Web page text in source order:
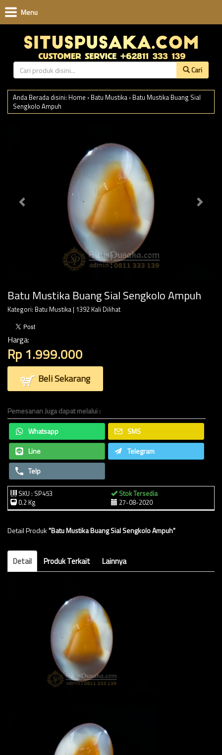
Cari
Menu
Anda Berada disini: Home › Batu Mustika › Batu Mustika Buang Sial
Sengkolo Ampuh
Batu Mustika Buang Sial Sengkolo Ampuh
Kategori: Batu Mustika | 1392 Kali Dilihat
Harga:
Rp 1.999.000
Beli Sekarang
Pemesanan Juga dapat melalui :
Whatsapp
SMS
Line
Telegram
Telp
SKU : SP453
Stok Tersedia
0.2 Kg
27-08-2020
Detail Produk"Batu Mustika Buang Sial Sengkolo Ampuh"
Detail Produk Terkait Lainnya